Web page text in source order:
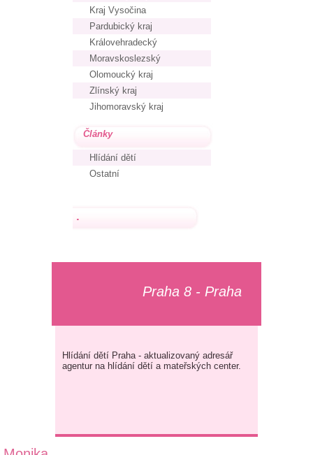
Kraj Vysočina
Pardubický kraj
Královehradecký
Moravskoslezský
Olomoucký kraj
Zlínský kraj
Jihomoravský kraj
Články
Hlídání dětí
Ostatní
.
Praha 8 - Praha
Hlídání dětí Praha - aktualizovaný adresář
agentur na hlídání dětí a mateřských center.